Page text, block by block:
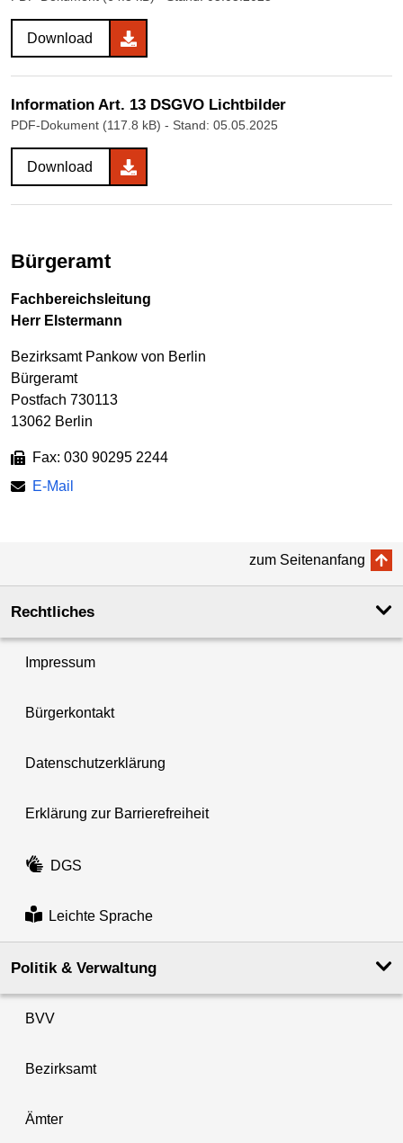
Download
Information Art. 13 DSGVO Lichtbilder
PDF-Dokument (117.8 kB) - Stand: 05.05.2025
Download
Bürgeramt
Fachbereichsleitung
Herr Elstermann
Bezirksamt Pankow von Berlin
Bürgeramt
Postfach 730113
13062 Berlin
Fax: 030 90295 2244
E-Mail
zum Seitenanfang
Rechtliches
Impressum
Bürgerkontakt
Datenschutzerklärung
Erklärung zur Barrierefreiheit
DGS
Leichte Sprache
Politik & Verwaltung
BVV
Bezirksamt
Ämter